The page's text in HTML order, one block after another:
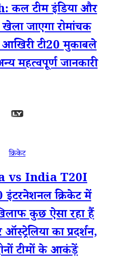
कल टीम इंडिया और
जाएगा रोमांचक
टी20 मुकाबले
महत्वपूर्ण जानकारी
क्रिकेट
vs India T20I
क्रिकेट में
कुछ ऐसा रहा हैं
का प्रदर्शन,
टीमों के आकंड़ें